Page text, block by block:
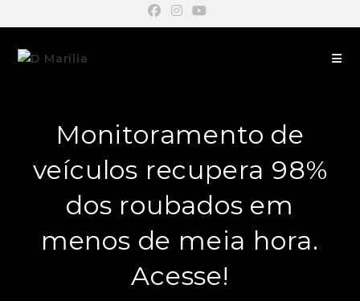
Monitoramento de
veículos recupera 98%
dos roubados em
menos de meia hora.
Acesse!